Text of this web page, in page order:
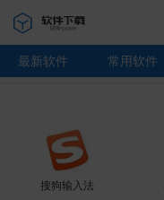
最新软件 常用软件
搜狗输入法